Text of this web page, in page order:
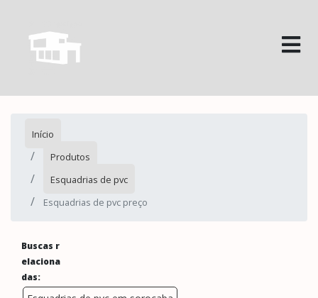
Início
Produtos
Esquadrias de pvc
Esquadrias de pvc preço
Buscas r
elaciona
das: